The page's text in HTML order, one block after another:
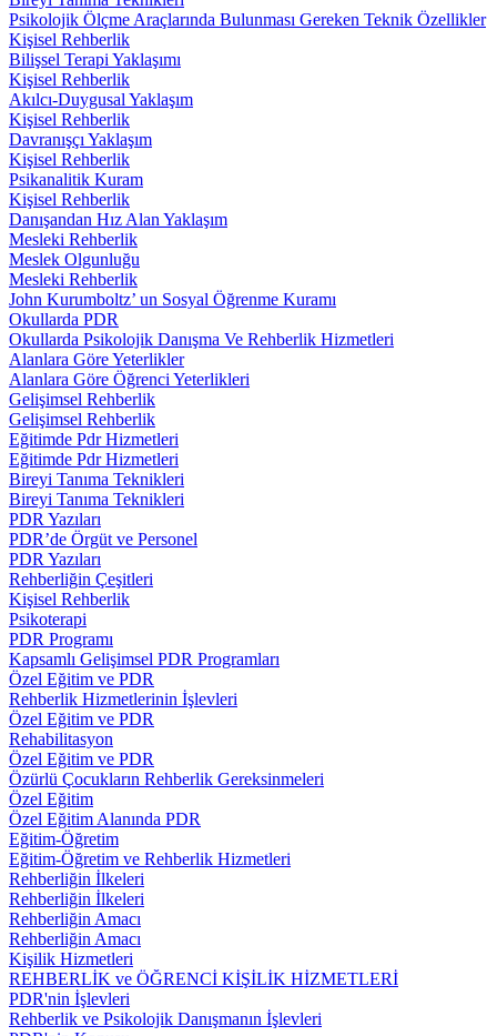
Psikolojik Ölçme Araçlarında Bulunması Gereken Teknik Özellikler
Kişisel Rehberlik
Bilişsel Terapi Yaklaşımı
Kişisel Rehberlik
Akılcı-Duygusal Yaklaşım
Kişisel Rehberlik
Davranışçı Yaklaşım
Kişisel Rehberlik
Psikanalitik Kuram
Kişisel Rehberlik
Danışandan Hız Alan Yaklaşım
Mesleki Rehberlik
Meslek Olgunluğu
Mesleki Rehberlik
John Kurumboltz’ un Sosyal Öğrenme Kuramı
Okullarda PDR
Okullarda Psikolojik Danışma Ve Rehberlik Hizmetleri
Alanlara Göre Yeterlikler
Alanlara Göre Öğrenci Yeterlikleri
Gelişimsel Rehberlik
Gelişimsel Rehberlik
Eğitimde Pdr Hizmetleri
Eğitimde Pdr Hizmetleri
Bireyi Tanıma Teknikleri
Bireyi Tanıma Teknikleri
PDR Yazıları
PDR’de Örgüt ve Personel
PDR Yazıları
Rehberliğin Çeşitleri
Kişisel Rehberlik
Psikoterapi
PDR Programı
Kapsamlı Gelişimsel PDR Programları
Özel Eğitim ve PDR
Rehberlik Hizmetlerinin İşlevleri
Özel Eğitim ve PDR
Rehabilitasyon
Özel Eğitim ve PDR
Özürlü Çocukların Rehberlik Gereksinmeleri
Özel Eğitim
Özel Eğitim Alanında PDR
Eğitim-Öğretim
Eğitim-Öğretim ve Rehberlik Hizmetleri
Rehberliğin İlkeleri
Rehberliğin İlkeleri
Rehberliğin Amacı
Rehberliğin Amacı
Kişilik Hizmetleri
REHBERLİK ve ÖĞRENCİ KİŞİLİK HİZMETLERİ
PDR'nin İşlevleri
Rehberlik ve Psikolojik Danışmanın İşlevleri